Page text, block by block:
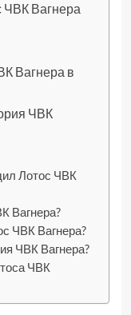
ЧВК Вагнера
Вагнера в
ЧВК
Лотос ЧВК
Вагнера?
ЧВК Вагнера?
ЧВК Вагнера?
ЧВК